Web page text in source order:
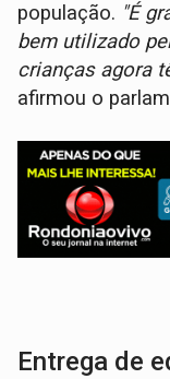
população. "É
bem utilizado
crianças agora
afirmou o
Entrega de